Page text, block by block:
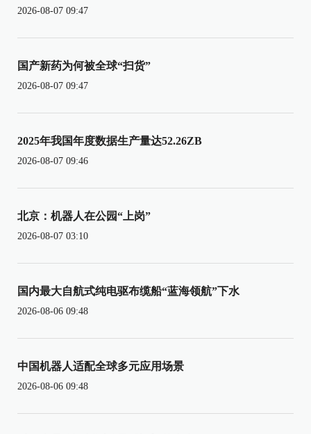
2026-08-07 09:47
国产新药为何被全球“扫货”
2026-08-07 09:47
2025年我国年度数据生产量达52.26ZB
2026-08-07 09:46
北京：机器人在公园“上岗”
2026-08-07 03:10
国内最大自航式纯电驱布缆船“蓝海领航”下水
2026-08-06 09:48
中国机器人适配全球多元应用场景
2026-08-06 09:48